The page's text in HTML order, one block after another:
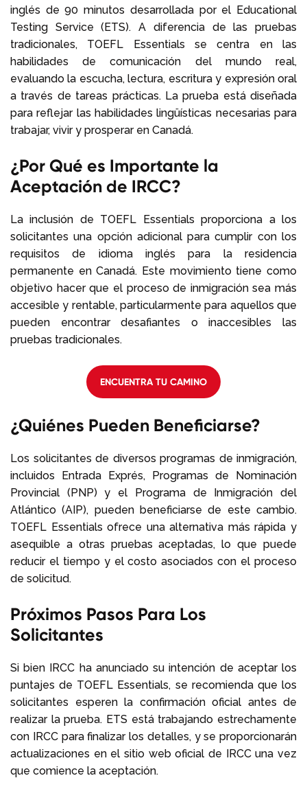
inglés de 90 minutos desarrollada por el Educational
Testing Service (ETS). A diferencia de las pruebas
tradicionales, TOEFL Essentials se centra en las
habilidades de comunicación del mundo real,
evaluando la escucha, lectura, escritura y expresión oral
a través de tareas prácticas. La prueba está diseñada
para reflejar las habilidades lingüísticas necesarias para
trabajar, vivir y prosperar en Canadá.
¿Por Qué es Importante la
Aceptación de IRCC?
La inclusión de TOEFL Essentials proporciona a los
solicitantes una opción adicional para cumplir con los
requisitos de idioma inglés para la residencia
permanente en Canadá. Este movimiento tiene como
objetivo hacer que el proceso de inmigración sea más
accesible y rentable, particularmente para aquellos que
pueden encontrar desafiantes o inaccesibles las
pruebas tradicionales.
ENCUENTRA TU CAMINO
¿Quiénes Pueden Beneficiarse?
Los solicitantes de diversos programas de inmigración,
incluidos Entrada Exprés, Programas de Nominación
Provincial (PNP) y el Programa de Inmigración del
Atlántico (AIP), pueden beneficiarse de este cambio.
TOEFL Essentials ofrece una alternativa más rápida y
asequible a otras pruebas aceptadas, lo que puede
reducir el tiempo y el costo asociados con el proceso
de solicitud.
Próximos Pasos Para Los
Solicitantes
Si bien IRCC ha anunciado su intención de aceptar los
puntajes de TOEFL Essentials, se recomienda que los
solicitantes esperen la confirmación oficial antes de
realizar la prueba. ETS está trabajando estrechamente
con IRCC para finalizar los detalles, y se proporcionarán
actualizaciones en el sitio web oficial de IRCC una vez
que comience la aceptación.